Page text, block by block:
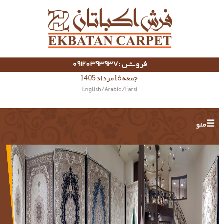
فروش :09120393937
جمعه 16 مرداد 1405
English/ Arabic / Farsi
☰ منو